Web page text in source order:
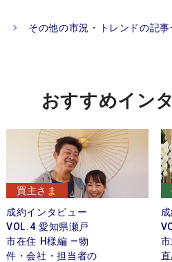
その他の市況・トレンドの記事
おすすめイン
買主さま
成約インタビュー
VOL.4 愛知県瀬戸
市在住 H様編 —物
件・会社・担当者の